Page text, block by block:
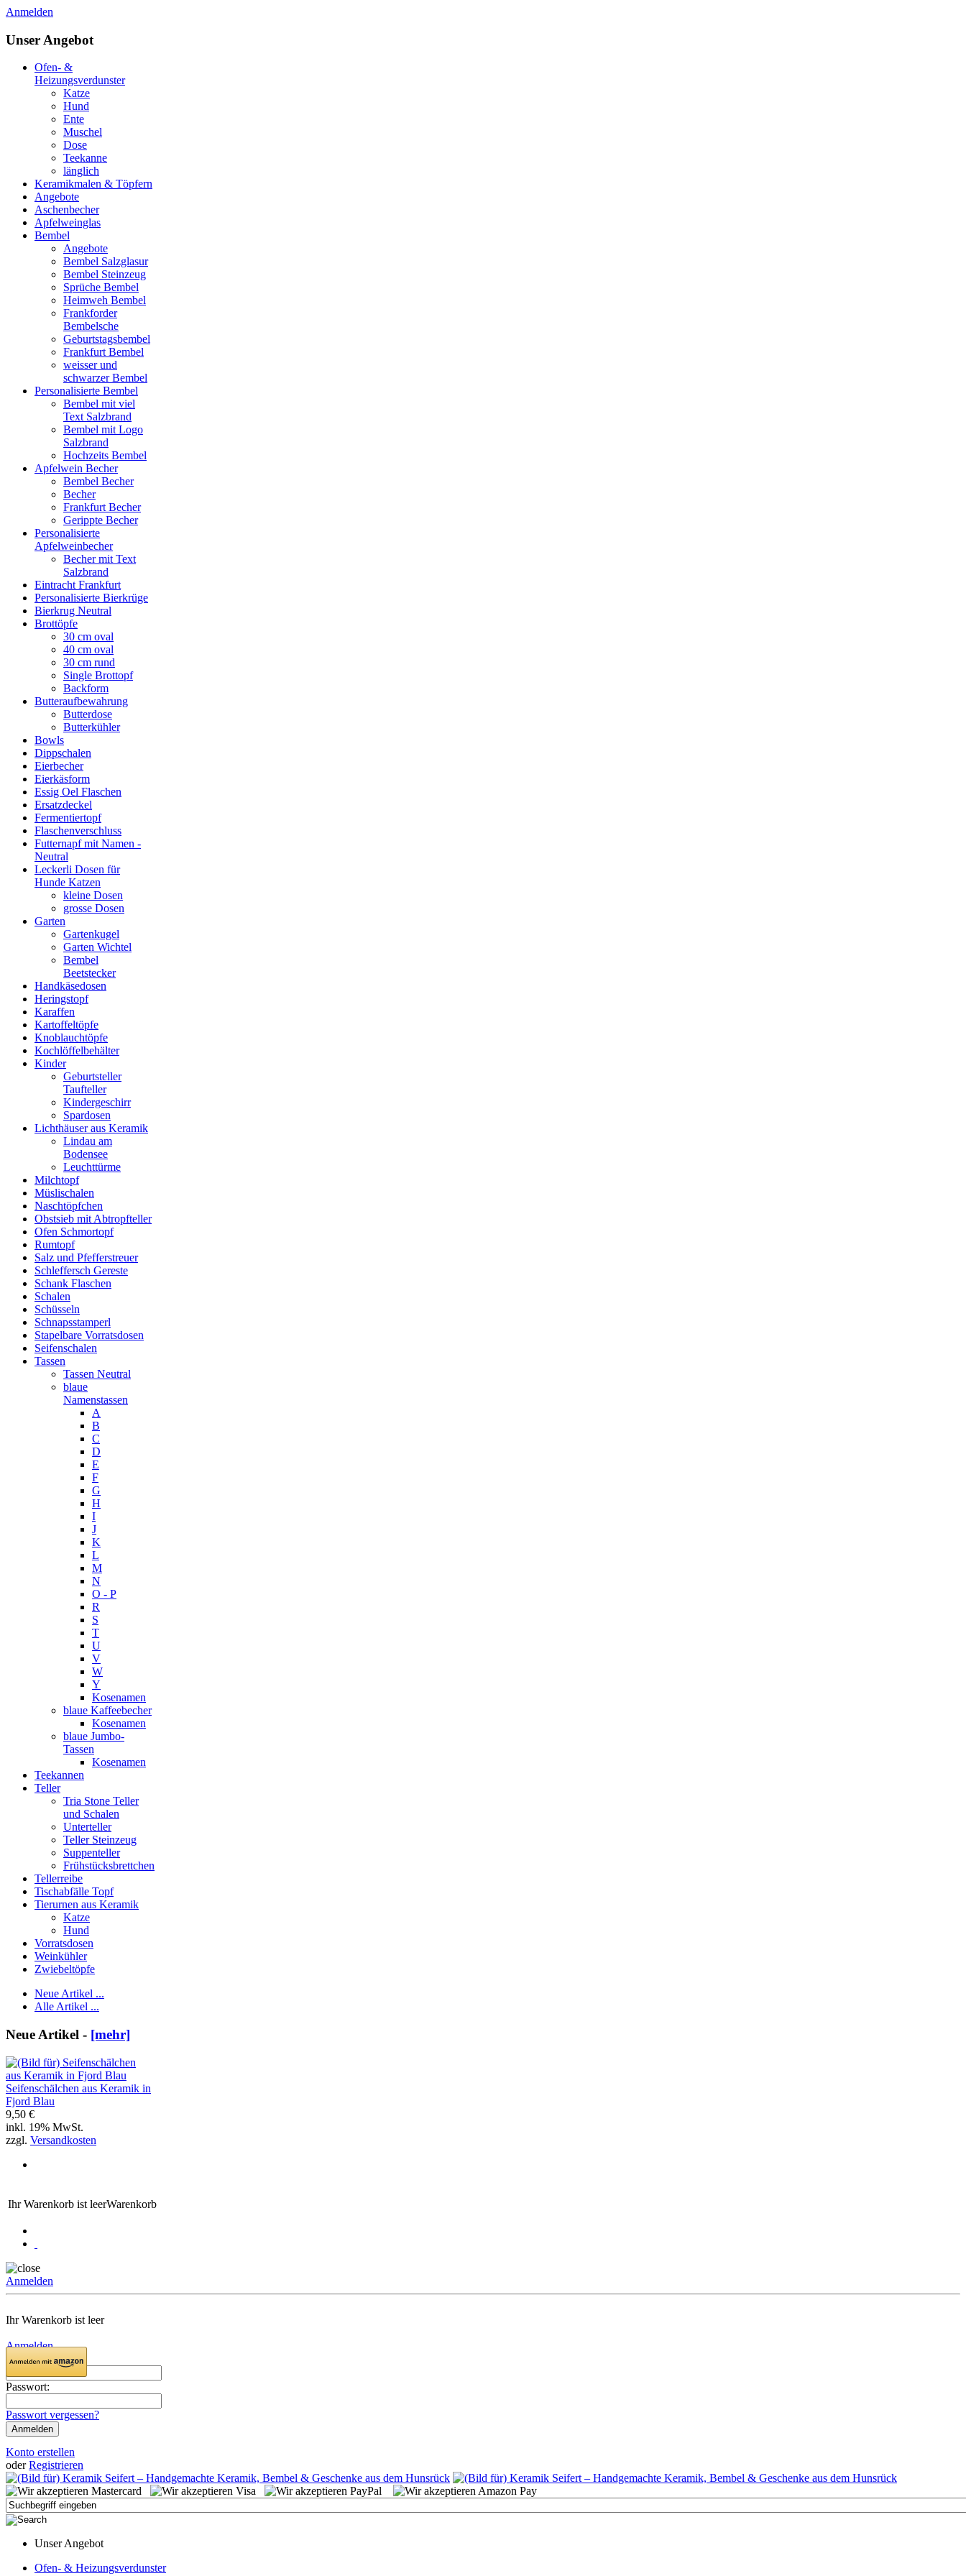
Anmelden
Unser Angebot
Ofen- &
Heizungsverdunster
Katze
Hund
Ente
Muschel
Dose
Teekanne
länglich
Keramikmalen & Töpfern
Angebote
Aschenbecher
Apfelweinglas
Bembel
Angebote
Bembel Salzglasur
Bembel Steinzeug
Sprüche Bembel
Heimweh Bembel
Frankforder
Bembelsche
Geburtstagsbembel
Frankfurt Bembel
weisser und
schwarzer Bembel
Personalisierte Bembel
Bembel mit viel
Text Salzbrand
Bembel mit Logo
Salzbrand
Hochzeits Bembel
Apfelwein Becher
Bembel Becher
Becher
Frankfurt Becher
Gerippte Becher
Personalisierte
Apfelweinbecher
Becher mit Text
Salzbrand
Eintracht Frankfurt
Personalisierte Bierkrüge
Bierkrug Neutral
Brottöpfe
30 cm oval
40 cm oval
30 cm rund
Single Brottopf
Backform
Butteraufbewahrung
Butterdose
Butterkühler
Bowls
Dippschalen
Eierbecher
Eierkäsform
Essig Oel Flaschen
Ersatzdeckel
Fermentiertopf
Flaschenverschluss
Futternapf mit Namen -
Neutral
Leckerli Dosen für
Hunde Katzen
kleine Dosen
grosse Dosen
Garten
Gartenkugel
Garten Wichtel
Bembel
Beetstecker
Handkäsedosen
Heringstopf
Karaffen
Kartoffeltöpfe
Knoblauchtöpfe
Kochlöffelbehälter
Kinder
Geburtsteller
Taufteller
Kindergeschirr
Spardosen
Lichthäuser aus Keramik
Lindau am
Bodensee
Leuchttürme
Milchtopf
Müslischalen
Naschtöpfchen
Obstsieb mit Abtropfteller
Ofen Schmortopf
Rumtopf
Salz und Pfefferstreuer
Schleffersch Gereste
Schank Flaschen
Schalen
Schüsseln
Schnapsstamperl
Stapelbare Vorratsdosen
Seifenschalen
Tassen
Tassen Neutral
blaue
Namenstassen
A
B
C
D
E
F
G
H
I
J
K
L
M
N
O - P
R
S
T
U
V
W
Y
Kosenamen
blaue Kaffeebecher
Kosenamen
blaue Jumbo-
Tassen
Kosenamen
Teekannen
Teller
Tria Stone Teller
und Schalen
Unterteller
Teller Steinzeug
Suppenteller
Frühstücksbrettchen
Tellerreibe
Tischabfälle Topf
Tierurnen aus Keramik
Katze
Hund
Vorratsdosen
Weinkühler
Zwiebeltöpfe
Neue Artikel ...
Alle Artikel ...
Neue Artikel - [mehr]
Seifenschälchen aus Keramik in
Fjord Blau
9,50 €
inkl. 19% MwSt.
zzgl. Versandkosten
Ihr Warenkorb ist leerWarenkorb
Anmelden
Ihr Warenkorb ist leer
Anmelden
Email:
Passwort:
Passwort vergessen?
Konto erstellen
oder Registrieren
Unser Angebot
Ofen- & Heizungsverdunster